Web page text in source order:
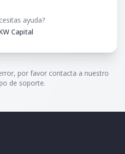
ayuda?
Capital
por favor contacta a nuestro
de soporte.